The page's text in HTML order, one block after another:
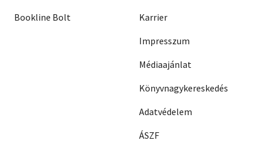
Bookline Bolt
Karrier
Impresszum
Médiaajánlat
Könyvnagykereskedés
Adatvédelem
ÁSZF